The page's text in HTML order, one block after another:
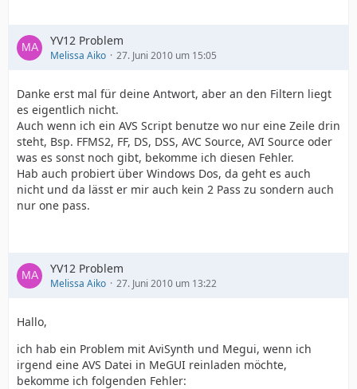
YV12 Problem
Melissa Aiko 27. Juni 2010 um 15:05
Danke erst mal für deine Antwort, aber an den Filtern liegt
es eigentlich nicht.
Auch wenn ich ein AVS Script benutze wo nur eine Zeile drin
steht, Bsp. FFMS2, FF, DS, DSS, AVC Source, AVI Source oder
was es sonst noch gibt, bekomme ich diesen Fehler.
Hab auch probiert über Windows Dos, da geht es auch
nicht und da lässt er mir auch kein 2 Pass zu sondern auch
nur one pass.
YV12 Problem
Melissa Aiko 27. Juni 2010 um 13:22
Hallo,
ich hab ein Problem mit AviSynth und Megui, wenn ich
irgend eine AVS Datei in MeGUI reinladen möchte,
bekomme ich folgenden Fehler: